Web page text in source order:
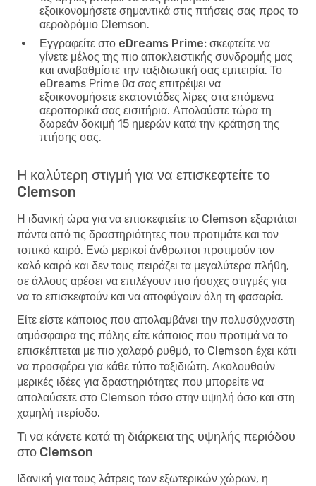
εξοικονομήσετε σημαντικά στις πτήσεις σας προς το
αεροδρόμιο Clemson.
Εγγραφείτε στο eDreams Prime: σκεφτείτε να
γίνετε μέλος της πιο αποκλειστικής συνδρομής μας
και αναβαθμίστε την ταξιδιωτική σας εμπειρία. Το
eDreams Prime θα σας επιτρέψει να
εξοικονομήσετε εκατοντάδες λίρες στα επόμενα
αεροπορικά σας εισιτήρια. Απολαύστε τώρα τη
δωρεάν δοκιμή 15 ημερών κατά την κράτηση της
πτήσης σας.
Η καλύτερη στιγμή για να επισκεφτείτε το
Clemson
Η ιδανική ώρα για να επισκεφτείτε το Clemson εξαρτάται
πάντα από τις δραστηριότητες που προτιμάτε και τον
τοπικό καιρό. Ενώ μερικοί άνθρωποι προτιμούν τον
καλό καιρό και δεν τους πειράζει τα μεγαλύτερα πλήθη,
σε άλλους αρέσει να επιλέγουν πιο ήσυχες στιγμές για
να το επισκεφτούν και να αποφύγουν όλη τη φασαρία.
Είτε είστε κάποιος που απολαμβάνει την πολυσύχναστη
ατμόσφαιρα της πόλης είτε κάποιος που προτιμά να το
επισκέπτεται με πιο χαλαρό ρυθμό, το Clemson έχει κάτι
να προσφέρει για κάθε τύπο ταξιδιώτη. Ακολουθούν
μερικές ιδέες για δραστηριότητες που μπορείτε να
απολαύσετε στο Clemson τόσο στην υψηλή όσο και στη
χαμηλή περίοδο.
Τι να κάνετε κατά τη διάρκεια της υψηλής περιόδου
στο Clemson
Ιδανική για τους λάτρεις των εξωτερικών χώρων, η